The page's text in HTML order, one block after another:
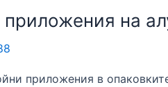
на
приложения в